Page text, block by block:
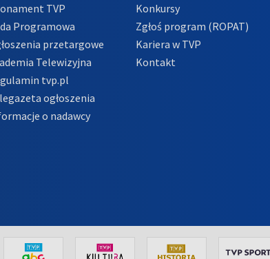
TVP
Programowa
przetargowe
Telewizyjna
tvp.pl
ogłoszenia
o nadawcy
Konkursy
Zgłoś program (ROPAT)
Kariera w TVP
Kontakt